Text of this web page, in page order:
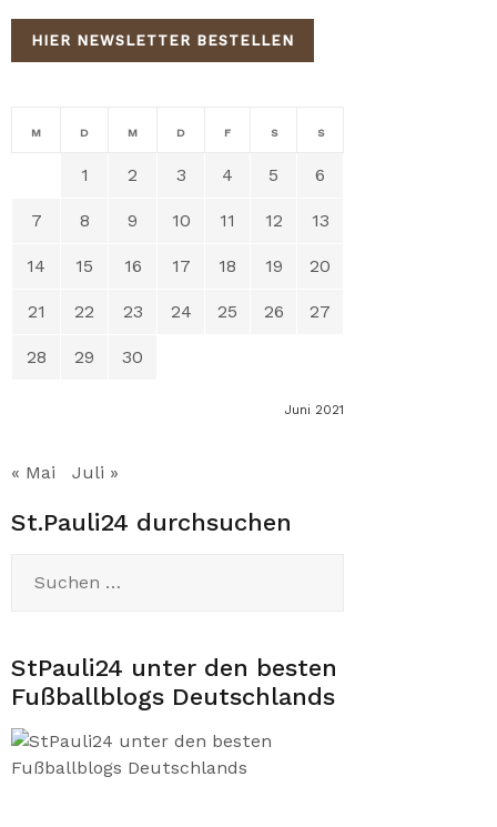
HIER NEWSLETTER BESTELLEN
Juni 2021
M D M D F S S
1 2 3 4 5 6
7 8 9 10 11 12 13
14 15 16 17 18 19 20
21 22 23 24 25 26 27
28 29 30
« Mai Juli »
St.Pauli24 durchsuchen
nach:
StPauli24 unter den besten
Fußballblogs Deutschlands